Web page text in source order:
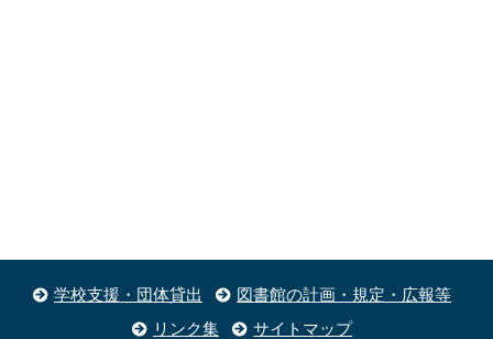
学校支援・団体貸出
図書館の計画・規定・広報等
リンク集
サイトマップ